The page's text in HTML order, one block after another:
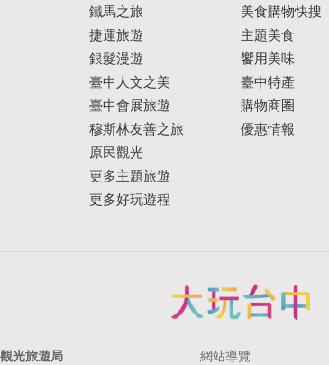
17:30，週一休息；戶外廣場每日05:00-22:00
鐵馬之旅
捷運旅遊
銀髮漫遊
臺中人文之美
臺中會展旅遊
穆斯林友善之旅
原民觀光
更多主題旅遊
更多好玩遊程
美食購物快搜
主題美食
饗用美味
臺中特產
購物商圈
優惠情報
光旅遊局 網站導覽